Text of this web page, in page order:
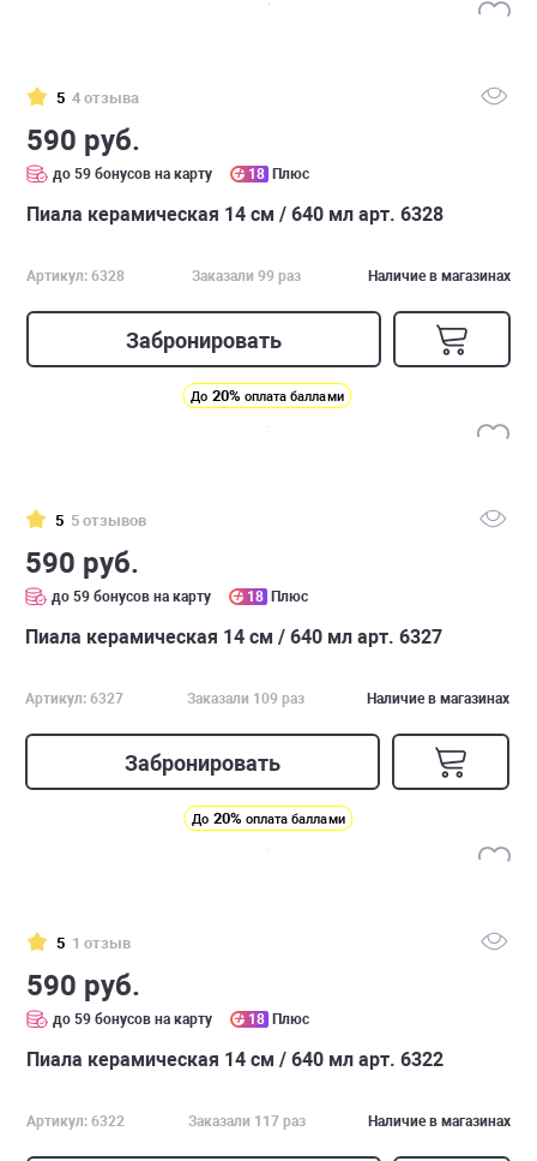
5 4 отзыва
590 руб.
до 59 бонусов на карту 18 Плюс
Пиала керамическая 14 см / 640 мл арт. 6328
Артикул: 6328 Заказали 99 раз Наличие в магазинах
Забронировать
До 20% оплата баллами
5 5 отзывов
590 руб.
до 59 бонусов на карту 18 Плюс
Пиала керамическая 14 см / 640 мл арт. 6327
Артикул: 6327 Заказали 109 раз Наличие в магазинах
Забронировать
До 20% оплата баллами
5 1 отзыв
590 руб.
до 59 бонусов на карту 18 Плюс
Пиала керамическая 14 см / 640 мл арт. 6322
Артикул: 6322 Заказали 117 раз Наличие в магазинах